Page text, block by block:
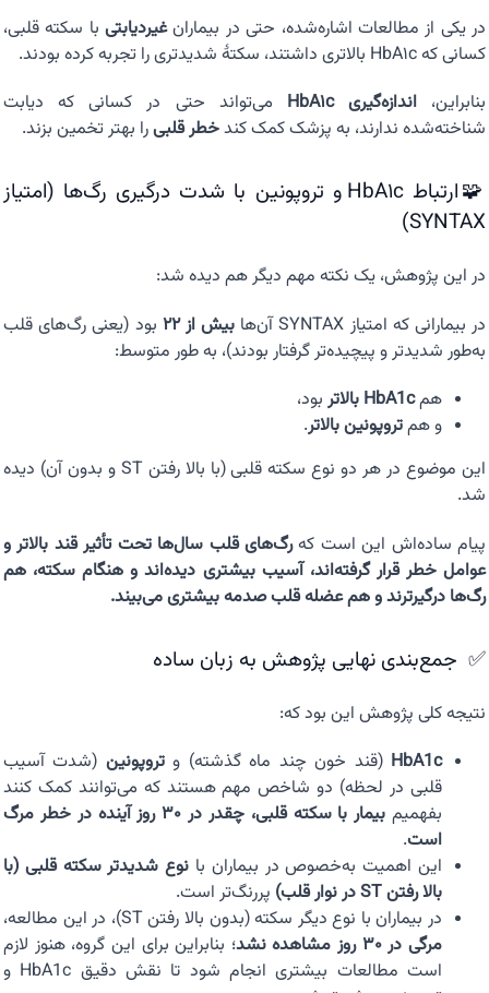
در یکی از مطالعات اشاره‌شده، حتی در بیمارانغیردیابتیبا سکته قلبی،
کسانی که HbA1c بالاتری داشتند، سکتهٔ شدیدتری را تجربه کرده بودند.
بنابراین،اندازه‌گیری HbA1c
می‌تواند حتی در کسانی که دیابت
شناخته‌شده ندارند، به پزشک کمک کندخطر قلبیرا بهتر تخمین بزند.
🧩ارتباط HbA1c و تروپونین با شدت درگیری رگ‌ها (امتیاز
SYNTAX)
در این پژوهش، یک نکته مهم دیگر هم دیده شد:
در بیمارانی که امتیاز SYNTAX آن‌ها
بیش از ۲۲
بود (یعنی رگ‌های قلب
به‌طور شدیدتر و پیچیده‌تر گرفتار بودند)، به طور متوسط:
همHbA1c بالاتر
بود،
و همتروپونین بالاتر.
این موضوع در هر دو نوع سکته قلبی (با بالا رفتن ST و بدون آن) دیده
شد.
پیام ساده‌اش این است کهرگ‌های قلب سال‌ها تحت تأثیر قند بالاتر و
عوامل خطر قرار گرفته‌اند، آسیب بیشتری دیده‌اند و هنگام سکته، هم
رگ‌ها درگیرترند و هم عضله قلب صدمه بیشتری می‌بیند.
✅ جمع‌بندی نهایی پژوهش به زبان ساده
نتیجه کلی پژوهش این بود که:
HbA1c (قند خون چند ماه گذشته) وتروپونین (شدت آسیب
قلبی در لحظه) دو شاخص مهم هستند که می‌توانند کمک کنند
بفهمیم
بیمار با سکته قلبی، چقدر در ۳۰ روز آینده در خطر مرگ
است.
این اهمیت به‌خصوص در بیماران با نوع شدیدتر سکته قلبی (با
بالا رفتن ST در نوار قلب)
پررنگ‌تر است.
در بیماران با نوع دیگر سکته (بدون بالا رفتن ST)، در این مطالعه،
مرگی در ۳۰ روز مشاهده نشد
؛ بنابراین برای این گروه، هنوز لازم
است مطالعات بیشتری انجام شود تا نقش دقیق HbA1c و